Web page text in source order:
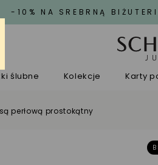
-10% NA SREBRNĄ
ślubne Kolekcje Karty
perłową prostokątny